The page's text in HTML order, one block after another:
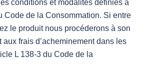
conditions et modalités définies à
Code de la Consommation. Si entre
le produit nous procéderons à son
aux frais d’acheminement dans les
L 138-3 du Code de la